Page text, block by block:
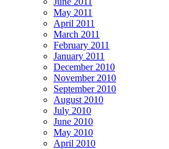
May 2011
April 2011
March 2011
February 2011
January 2011
December 2010
November 2010
September 2010
August 2010
July 2010
June 2010
May 2010
April 2010